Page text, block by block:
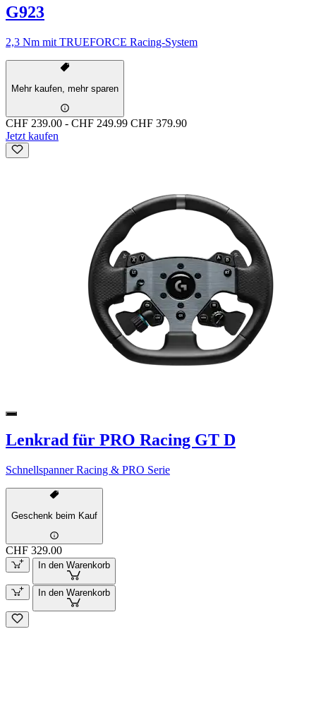
G923
2,3 Nm mit TRUEFORCE Racing-System
Mehr kaufen, mehr sparen
CHF 239.00 - CHF 249.99 CHF 379.90
Jetzt kaufen
Lenkrad für PRO Racing GT D
Schnellspanner Racing & PRO Serie
Geschenk beim Kauf
CHF 329.00
In den Warenkorb
In den Warenkorb